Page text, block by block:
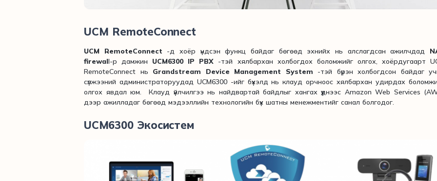
UCM RemoteConnect
UCM RemoteConnect -д хоёр үндсэн функц байдаг бөгөөд эхнийх нь алслагдсан ажилчдад
firewall-р дамжин UCM6300 IP PBX -тэй хялбархан холбогдох боломжийг олгох, хоёрдугаарт
RemoteConnect нь Grandstream Device Management System -тэй бүрэн холбогдсон байдаг
сүлжээний администраторуудад UCM6300 -ийг бүхэлд нь клауд орчноос хялбархан удирдах
олгох явдал юм. Клауд үйлчилгээ нь найдвартай байдлыг хангах үүднээс Amazon Web Services
дээр ажилладаг бөгөөд мэдээллийн технологийн бүх шатны менежментийг санал болгодог.
UCM6300 Экосистем